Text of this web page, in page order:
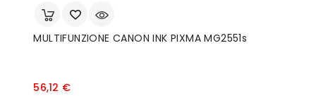
MULTIFUNZIONE CANON INK PIXMA MG2551s
56,12 €Prezzo